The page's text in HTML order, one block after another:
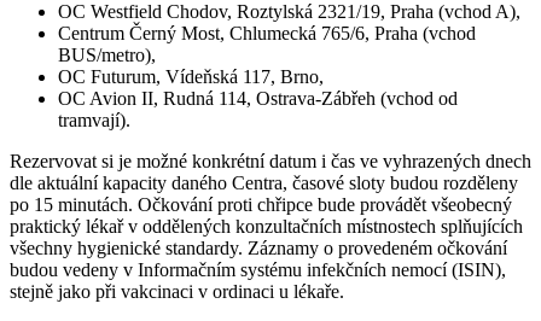
OC Westfield Chodov, Roztylská 2321/19, Praha (vchod A),
Centrum Černý Most, Chlumecká 765/6, Praha (vchod
BUS/metro),
OC Futurum, Vídeňská 117, Brno,
OC Avion II, Rudná 114, Ostrava-Zábřeh (vchod od
tramvají).
Rezervovat si je možné konkrétní datum i čas ve vyhrazených dnech
dle aktuální kapacity daného Centra, časové sloty budou rozděleny
po 15 minutách. Očkování proti chřipce bude provádět všeobecný
praktický lékař v oddělených konzultačních místnostech splňujících
všechny hygienické standardy. Záznamy o provedeném očkování
budou vedeny v Informačním systému infekčních nemocí (ISIN),
stejně jako při vakcinaci v ordinaci u lékaře.